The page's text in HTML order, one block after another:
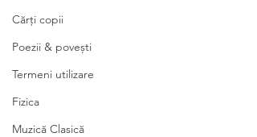
Cărți copii
Poezii & povești
Termeni utilizare
Fizica
Muzică Clasică